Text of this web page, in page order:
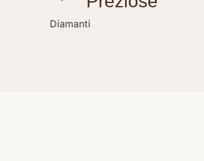
Diamanti